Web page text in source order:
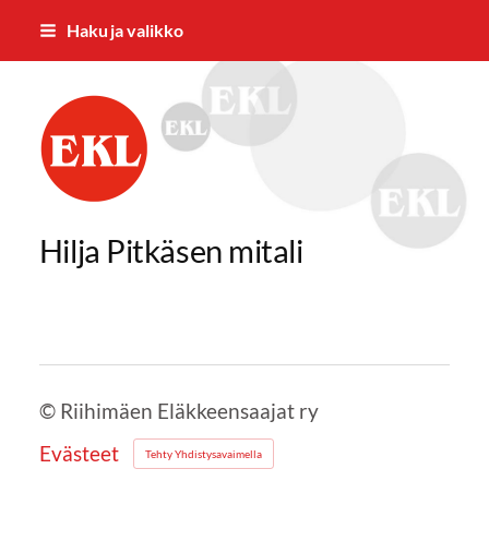
Siirry
Haku ja valikko
Riihimäen Eläkkeensaajat ry
Hilja Pitkäsen mitali
© Riihimäen Eläkkeensaajat ry
Evästeet
Tehty Yhdistysavaimella